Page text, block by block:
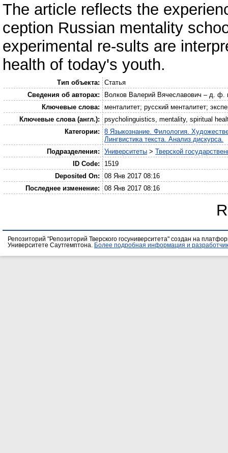
The article reflects the
ception Russian mentality
experimental re-sults are
health of today's youth.
Тип объекта:
Статья
Сведения об авторах:
Волков Валерий Вячеславович – д. ф.
Ключевые слова:
менталитет; русский менталитет;
Ключевые слова (англ.):
psycholinguistics, mentality, spiritual
Категории:
8 Языкознание. Филология.
Лингвистика текста. Анализ дискурса.
Подразделения:
Университеты >Тверской
ID Code:
1519
Deposited On:
08 Янв 2017 08:16
Последнее изменение:
08 Янв 2017 08:16
Репозиторий "Репозиторий Тверского госуниверситета" создан на
Университете Саутгемптона. Более подробная информация и